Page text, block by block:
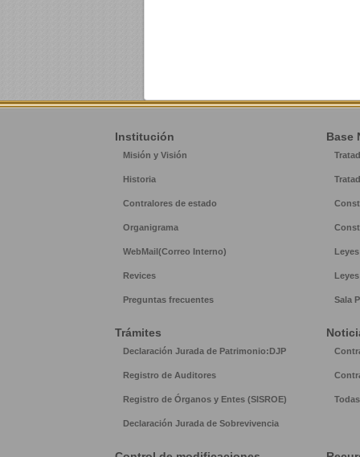
Institución Base
Misión y Visión
Historia
Contralores de estado
Organigrama
WebMail(Correo Interno)
Revices
Preguntas frecuentes Sala
Trámites
Declaración Jurada de Patrimonio:DJP
Registro de Auditores
Registro de Órganos y Entes (SISROE)
Declaración Jurada de Sobrevivencia